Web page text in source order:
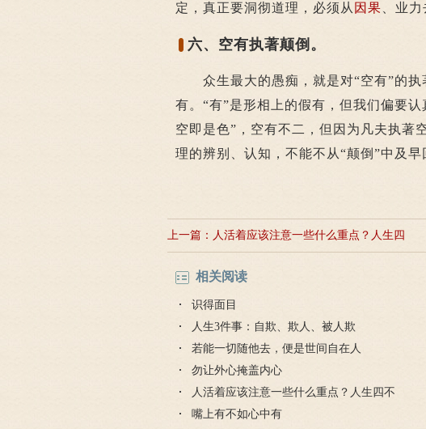
定，真正要洞彻道理，必须从 因果 、业
六、空有执著颠倒。
众生最大的愚痴，就是对“空有”的执
有。“有”是形相上的假有，但我们偏要
空即是色”，空有不二，但因为凡夫执著
理的辨别、认知，不能不从“颠倒”中及早
上一篇： 人活着应该注意一些什么重点？人生四
相关阅读
识得面目
人生3件事：自欺、欺人、被人欺
若能一切随他去，便是世间自在人
勿让外心掩盖内心
人活着应该注意一些什么重点？人生四不
嘴上有不如心中有